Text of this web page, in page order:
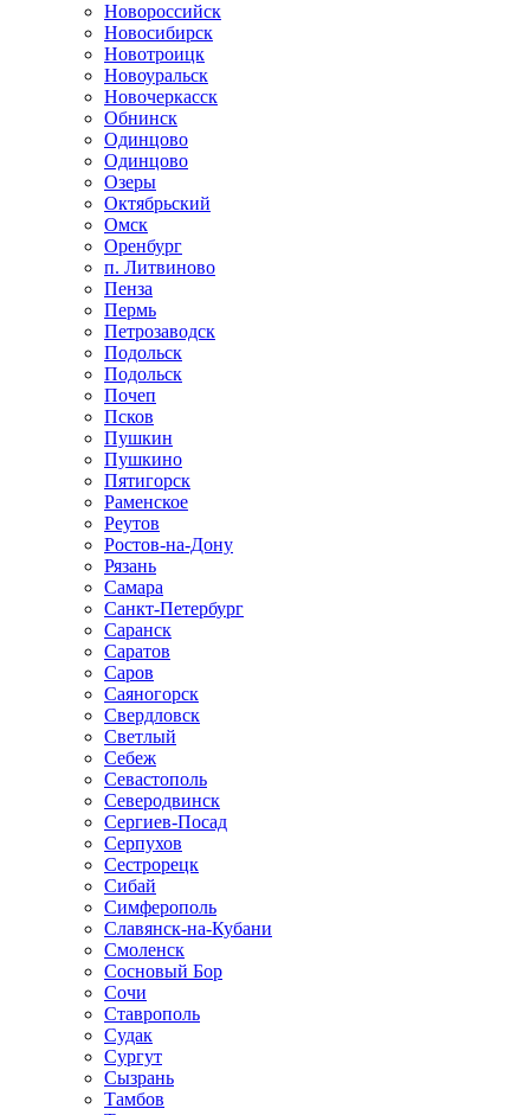
Новороссийск
Новосибирск
Новотроицк
Новоуральск
Новочеркасск
Обнинск
Одинцово
Одинцово
Озеры
Октябрьский
Омск
Оренбург
п. Литвиново
Пенза
Пермь
Петрозаводск
Подольск
Подольск
Почеп
Псков
Пушкин
Пушкино
Пятигорск
Раменское
Реутов
Ростов-на-Дону
Рязань
Самара
Санкт-Петербург
Саранск
Саратов
Саров
Саяногорск
Свердловск
Светлый
Себеж
Севастополь
Северодвинск
Сергиев-Посад
Серпухов
Сестрорецк
Сибай
Симферополь
Славянск-на-Кубани
Смоленск
Сосновый Бор
Сочи
Ставрополь
Судак
Сургут
Сызрань
Тамбов